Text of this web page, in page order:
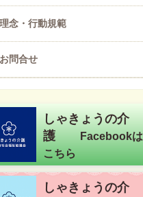
理念・行動規範
お問合せ
しゃきょうの介
護
Facebookは
こちら
しゃきょうの介